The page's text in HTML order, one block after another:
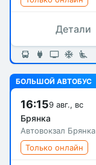
Детали
БОЛЬШОЙ АВТОБУС
16:159 авг., вс
Брянка
Автовокзал Брянка
Только онлайн